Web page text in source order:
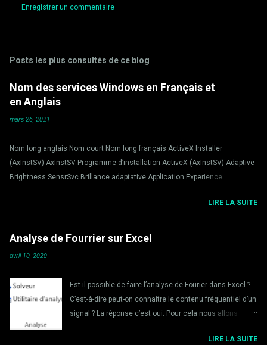
e
n
t
i
r
Enregistrer un commentaire
Posts les plus consultés de ce blog
Nom des services Windows en Français et
en Anglais
mars 26, 2021
Nom long anglais Nom court Nom long français ActiveX Installer
(AxInstSV) AxInstSV Programme d’installation ActiveX (AxInstSV) Adaptive
Brightness SensrSvc Brillance adaptative Application Experience
AppHostSvc Application Host Helper Service Application Identity AppIDSvc
Identité de l’application Application Information Appinfo Informations
d’application Application Layer Gateway Service ALG Service de la
ASP.NET Background Intelligent Transfer Service BITS Service de transfert
intelligent en arrière-plan Base Filtering Engine BFE Moteur de filtrage de
base BitLocker Drive Encryption Service BDESVC Servic...
LIRE LA SUITE
Analyse de Fourrier sur Excel
avril 10, 2020
Est-il possible de faire l’analyse de Fourier dans Excel ?
C’est-à-dire peut-on connaitre le contenu fréquentiel d’un
signal ? La réponse c’est oui. Pour cela nous allons
Avant de continuer ce tutoriel vérifiez que vous avez cet
LIRE LA SUITE